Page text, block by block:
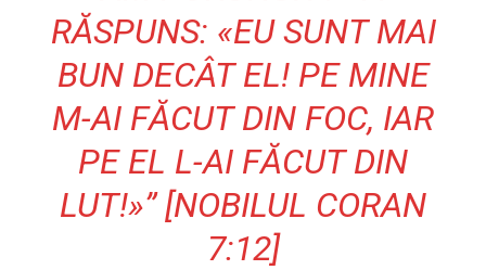
RĂSPUNS: «EU SUNT MAI
BUN DECÂT EL! PE MINE
M-AI FĂCUT DIN FOC, IAR
PE EL L-AI FĂCUT DIN
LUT!»” [NOBILUL CORAN
7:12]